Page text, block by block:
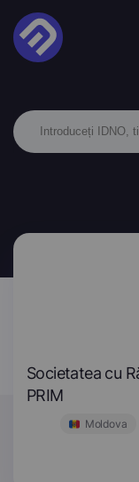
Societatea cu
PRIM
Moldova